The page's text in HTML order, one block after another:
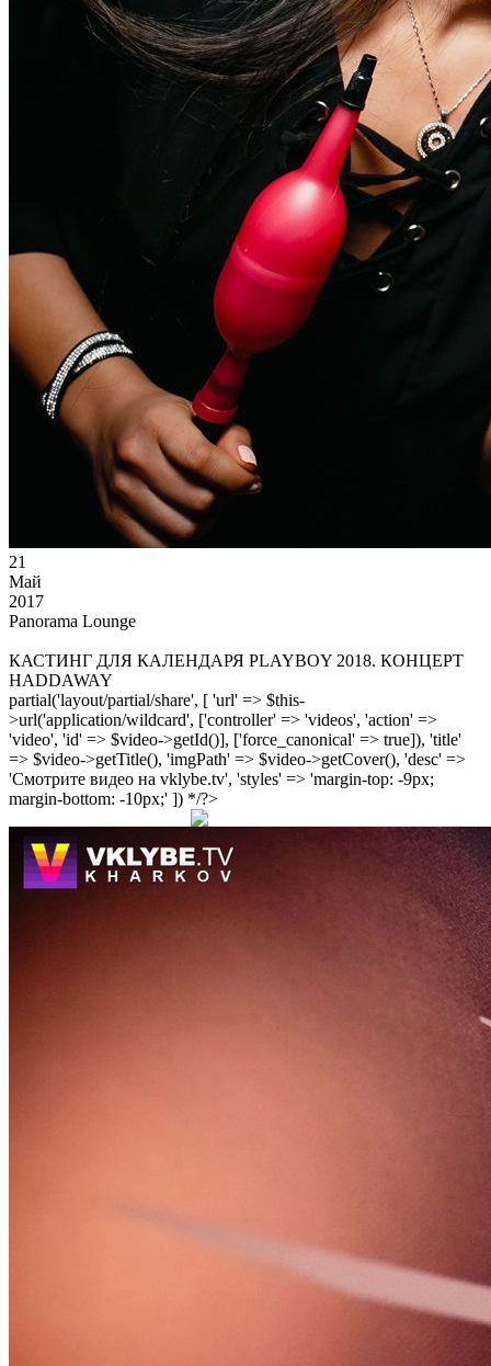
21
Май
2017
Panorama Lounge
КАСТИНГ ДЛЯ КАЛЕНДАРЯ PLAYBOY 2018. КОНЦЕРТ
HADDAWAY
partial('layout/partial/share', [ 'url' => $this-
>url('application/wildcard', ['controller' => 'videos', 'action' =>
'video', 'id' => $video->getId()], ['force_canonical' => true]), 'title'
=> $video->getTitle(), 'imgPath' => $video->getCover(), 'desc' =>
'Смотрите видео на vklybe.tv', 'styles' => 'margin-top: -9px;
margin-bottom: -10px;' ]) */?>